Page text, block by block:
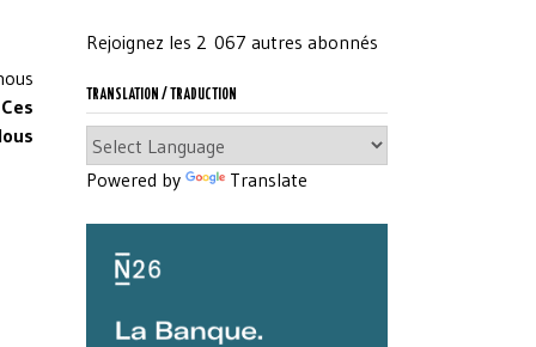
Ces
Rejoignez les 2 067 autres abonnés
TRANSLATION / TRADUCTION
Powered by Translate